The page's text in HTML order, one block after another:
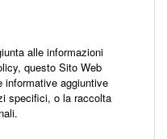
alle informazioni
questo Sito Web
informative aggiuntive
specifici, o la raccolta